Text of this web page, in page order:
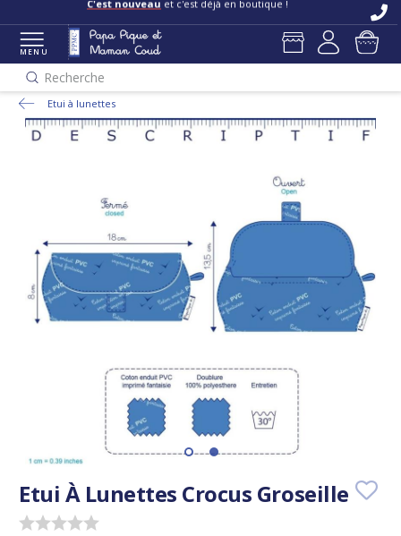
C'est nouveau et c'est déjà en boutique !
MENU
Recherche
Etui à lunettes
Etui À Lunettes Crocus Groseille